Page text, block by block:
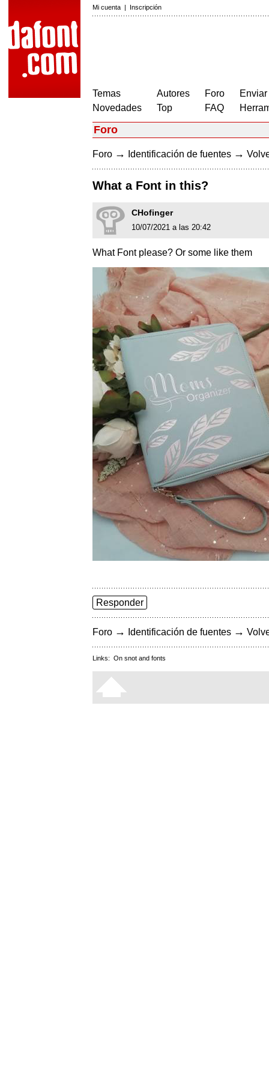
Mi cuenta | Inscripción
Temas
Novedades
Autores
Top
Foro
FAQ
Foro
Foro → Identificación de fuentes →
What a Font in this?
CHofinger
10/07/2021 a las 20:42
What Font please? Or some like them
Responder
Foro → Identificación de fuentes →
Links: On snot and fonts